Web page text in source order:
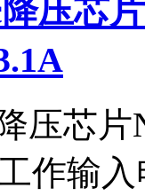
压芯
压芯
作输